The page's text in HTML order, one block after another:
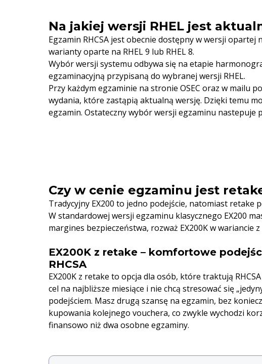
Na jakiej wersji RHEL jest
Egzamin RHCSA jest obecnie dostępny w wersji
warianty oparte na RHEL 9 lub RHEL 8.
Wybór wersji systemu odbywa się na etapie
egzaminacyjną przypisaną do wybranej wersji RHEL.
Przy każdym egzaminie na stronie OSEC oraz w mailu
wydania, które zastąpią aktualną wersję. Dzięki temu
egzamin. Ostateczny wybór wersji egzaminu nastepuje
Czy w cenie egzaminu jest
Tradycyjny EX200 to jedno podejście, natomiast retake
W standardowej wersji egzaminu klasycznego EX200
margines bezpieczeństwa, rozważ EX200K w wariancie
EX200K z retake – komfortowe
RHCSA
EX200K z retake to opcja dla osób, które traktują
cel na najbliższe miesiące i nie chcą stresować się
podejściem. Masz drugą szansę na egzamin, bez
kupowania kolejnego vouchera, co zwykle wychodzi
finansowo niż dwa osobne egzaminy.